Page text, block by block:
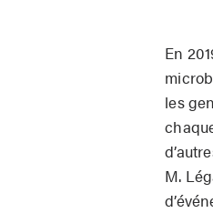
En
les
M.